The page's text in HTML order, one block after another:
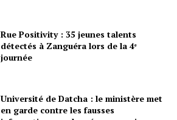
Rue Positivity : 35 jeunes talents
détectés à Zanguéra lors de la 4ᵉ
journée
Université de Datcha : le ministère met
en garde contre les fausses